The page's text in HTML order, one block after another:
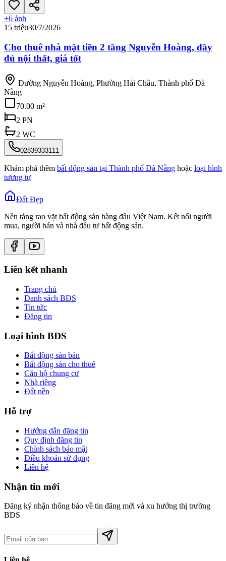
+6 ảnh
15 triệu30/7/2026
Cho thuê nhà mặt tiền 2 tầng Nguyễn Hoàng, đầy
đủ nội thất, giá tốt
Đường Nguyễn Hoàng, Phường Hải Châu, Thành phố Đà
Nẵng
70.00 m²
2 PN
2 WC
02839333111
Khám phá thêm bất động sản tại Thành phố Đà Nẵng hoặc loại hình
tương tự
Đất Đẹp
Nền tảng rao vặt bất động sản hàng đầu Việt Nam. Kết nối người
mua, người bán và nhà đầu tư bất động sản.
Liên kết nhanh
Trang chủ
Danh sách BĐS
Tin tức
Đăng tin
Loại hình BĐS
Bất động sản bán
Bất động sản cho thuê
Căn hộ chung cư
Nhà riêng
Đất nền
Hỗ trợ
Hướng dẫn đăng tin
Quy định đăng tin
Chính sách bảo mật
Điều khoản sử dụng
Liên hệ
Nhận tin mới
Đăng ký nhận thông báo về tin đăng mới và xu hướng thị trường
BĐS